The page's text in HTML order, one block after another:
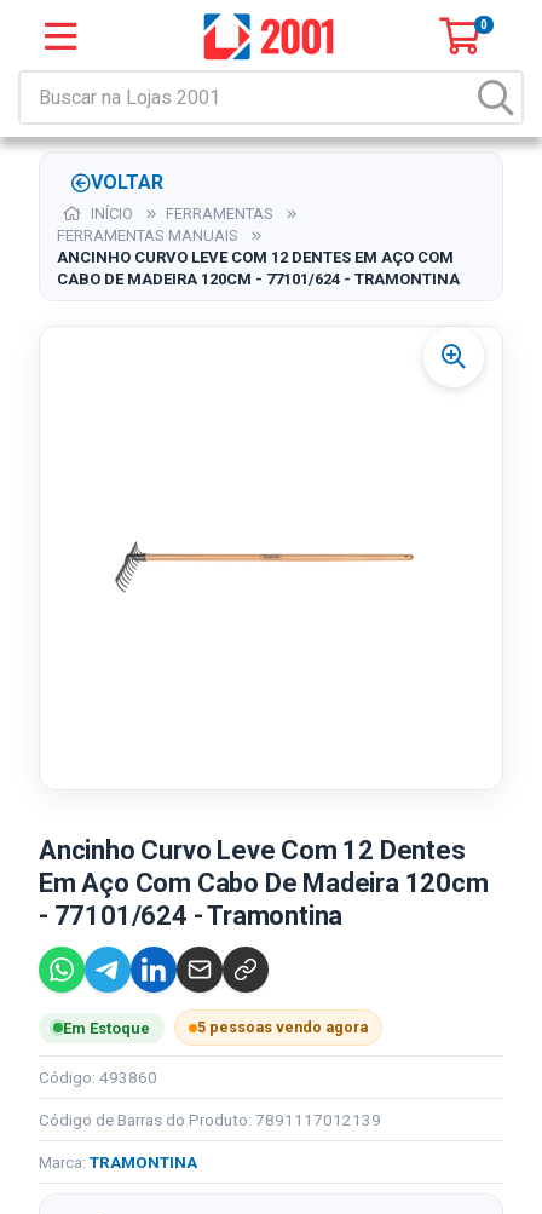
0
VOLTAR
INÍCIO
FERRAMENTAS
FERRAMENTAS MANUAIS
ANCINHO CURVO LEVE COM 12 DENTES EM AÇO COM
CABO DE MADEIRA 120CM - 77101/624 - TRAMONTINA
Ancinho Curvo Leve Com 12 Dentes
Em Aço Com Cabo De Madeira 120cm
- 77101/624 - Tramontina
Em Estoque 5 pessoas vendo agora
Código: 493860
Código de Barras do Produto: 7891117012139
Marca: TRAMONTINA